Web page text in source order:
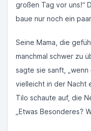
großen Tag vor uns!“
baue nur noch ein
Seine Mama, die
manchmal schwer zu
sagte sie sanft,
vielleicht in der Nacht
Tilo schaute auf, die
„Etwas Besonderes?